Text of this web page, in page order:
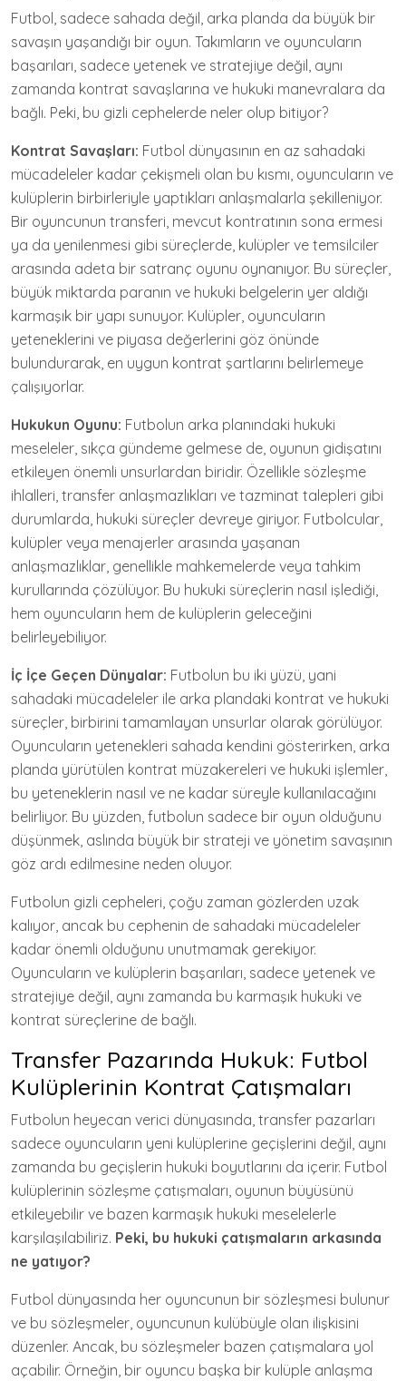
Futbol, sadece sahada değil, arka planda da büyük bir
savaşın yaşandığı bir oyun. Takımların ve oyuncuların
başarıları, sadece yetenek ve stratejiye değil, aynı
zamanda kontrat savaşlarına ve hukuki manevralara da
bağlı. Peki, bu gizli cephelerde neler olup bitiyor?
Kontrat Savaşları: Futbol dünyasının en az sahadaki
mücadeleler kadar çekişmeli olan bu kısmı, oyuncuların ve
kulüplerin birbirleriyle yaptıkları anlaşmalarla şekilleniyor.
Bir oyuncunun transferi, mevcut kontratının sona ermesi
ya da yenilenmesi gibi süreçlerde, kulüpler ve temsilciler
arasında adeta bir satranç oyunu oynanıyor. Bu süreçler,
büyük miktarda paranın ve hukuki belgelerin yer aldığı
karmaşık bir yapı sunuyor. Kulüpler, oyuncuların
yeteneklerini ve piyasa değerlerini göz önünde
bulundurarak, en uygun kontrat şartlarını belirlemeye
çalışıyorlar.
Hukukun Oyunu: Futbolun arka planındaki hukuki
meseleler, sıkça gündeme gelmese de, oyunun gidişatını
etkileyen önemli unsurlardan biridir. Özellikle sözleşme
ihlalleri, transfer anlaşmazlıkları ve tazminat talepleri gibi
durumlarda, hukuki süreçler devreye giriyor. Futbolcular,
kulüpler veya menajerler arasında yaşanan
anlaşmazlıklar, genellikle mahkemelerde veya tahkim
kurullarında çözülüyor. Bu hukuki süreçlerin nasıl işlediği,
hem oyuncuların hem de kulüplerin geleceğini
belirleyebiliyor.
İç İçe Geçen Dünyalar: Futbolun bu iki yüzü, yani
sahadaki mücadeleler ile arka plandaki kontrat ve hukuki
süreçler, birbirini tamamlayan unsurlar olarak görülüyor.
Oyuncuların yetenekleri sahada kendini gösterirken, arka
planda yürütülen kontrat müzakereleri ve hukuki işlemler,
bu yeteneklerin nasıl ve ne kadar süreyle kullanılacağını
belirliyor. Bu yüzden, futbolun sadece bir oyun olduğunu
düşünmek, aslında büyük bir strateji ve yönetim savaşının
göz ardı edilmesine neden oluyor.
Futbolun gizli cepheleri, çoğu zaman gözlerden uzak
kalıyor, ancak bu cephenin de sahadaki mücadeleler
kadar önemli olduğunu unutmamak gerekiyor.
Oyuncuların ve kulüplerin başarıları, sadece yetenek ve
stratejiye değil, aynı zamanda bu karmaşık hukuki ve
kontrat süreçlerine de bağlı.
Transfer Pazarında Hukuk: Futbol
Kulüplerinin Kontrat Çatışmaları
Futbolun heyecan verici dünyasında, transfer pazarları
sadece oyuncuların yeni kulüplerine geçişlerini değil, aynı
zamanda bu geçişlerin hukuki boyutlarını da içerir. Futbol
kulüplerinin sözleşme çatışmaları, oyunun büyüsünü
etkileyebilir ve bazen karmaşık hukuki meselelerle
karşılaşılabiliriz. Peki, bu hukuki çatışmaların arkasında
ne yatıyor?
Futbol dünyasında her oyuncunun bir sözleşmesi bulunur
ve bu sözleşmeler, oyuncunun kulübüyle olan ilişkisini
düzenler. Ancak, bu sözleşmeler bazen çatışmalara yol
açabilir. Örneğin, bir oyuncu başka bir kulüple anlaşma